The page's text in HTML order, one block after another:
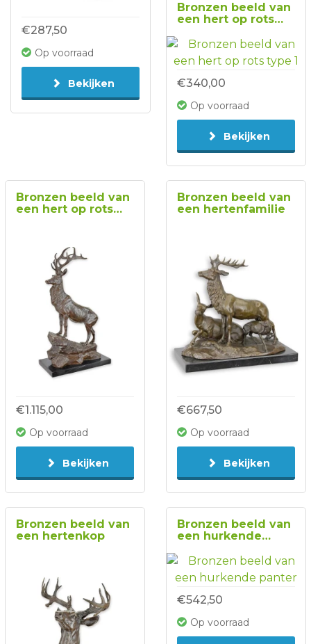
€287,50
Op voorraad
Bekijken
Bronzen beeld van
een hert op rots
€340,00
Op voorraad
Bekijken
Bronzen beeld van
een hert op rots
€1.115,00
Op voorraad
Bekijken
Bronzen beeld van
een hertenfamilie
€667,50
Op voorraad
Bekijken
Bronzen beeld van
een hertenkop
Bronzen beeld van
een hurkende
€542,50
Op voorraad